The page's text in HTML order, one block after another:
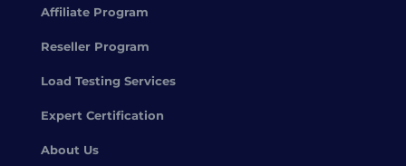
Affiliate Program
Reseller Program
Load Testing Services
Expert Certification
About Us